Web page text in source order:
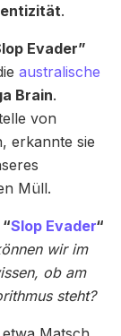
.
Evader”
australische
Brain.
von
erkannte sie
Müll.
“Slop Evader“
wir im
ob am
steht?